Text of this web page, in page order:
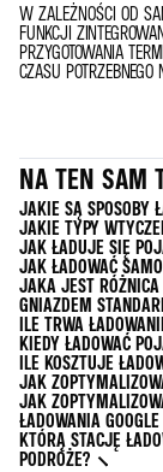
W ZALEŻNOŚCI OD
FUNKCJI
PRZYGOTOWANIA
CZASU POTRZEBNEGO
NA TEN SAM
JAKIE SĄ SPOSOBY
JAKIE TYPY
JAK ŁADUJE SIĘ
JAK ŁADOWAĆ
JAKA JEST
GNIAZDEM
ILE TRWA
KIEDY ŁADOWAĆ
ILE KOSZTUJE
JAK
JAK
ŁADOWANIA
KTÓRĄ STACJĘ
PODRÓŻE?